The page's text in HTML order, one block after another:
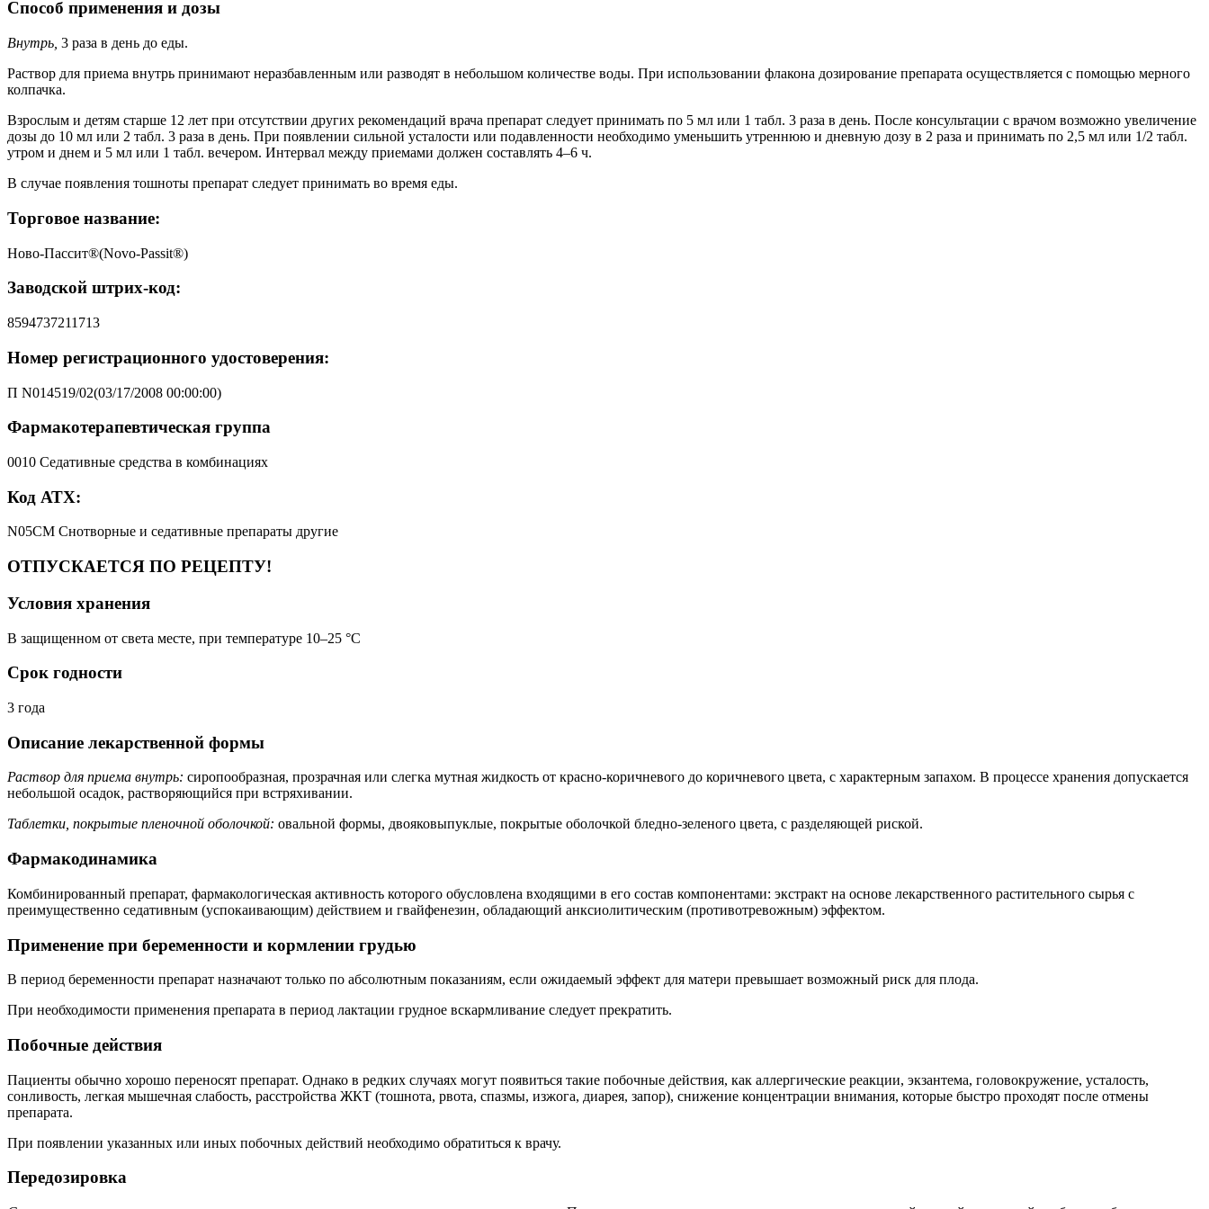
Способ применения и дозы
Внутрь, 3 раза в день до еды.
Раствор для приема внутрь принимают неразбавленным или разводят в небольшом количестве воды. При использовании флакона дозирование препарата осуществляется с помощью мерного
колпачка.
Взрослым и детям старше 12 лет при отсутствии других рекомендаций врача препарат следует принимать по 5 мл или 1 табл. 3 раза в день. После консультации с врачом возможно увеличение
дозы до 10 мл или 2 табл. 3 раза в день. При появлении сильной усталости или подавленности необходимо уменьшить утреннюю и дневную дозу в 2 раза и принимать по 2,5 мл или 1/2 табл.
утром и днем и 5 мл или 1 табл. вечером. Интервал между приемами должен составлять 4–6 ч.
В случае появления тошноты препарат следует принимать во время еды.
Торговое название:
Ново-Пассит®(Novo-Passit®)
Заводской штрих-код:
8594737211713
Номер регистрационного удостоверения:
П N014519/02(03/17/2008 00:00:00)
Фармакотерапевтическая группа
0010 Седативные средства в комбинациях
Код АТХ:
N05CM Снотворные и седативные препараты другие
ОТПУСКАЕТСЯ ПО РЕЦЕПТУ!
Условия хранения
В защищенном от света месте, при температуре 10–25 °C
Срок годности
3 года
Описание лекарственной формы
Раствор для приема внутрь: сиропообразная, прозрачная или слегка мутная жидкость от красно-коричневого до коричневого цвета, с характерным запахом. В процессе хранения допускается
небольшой осадок, растворяющийся при встряхивании.
Таблетки, покрытые пленочной оболочкой: овальной формы, двояковыпуклые, покрытые оболочкой бледно-зеленого цвета, с разделяющей риской.
Фармакодинамика
Комбинированный препарат, фармакологическая активность которого обусловлена входящими в его состав компонентами: экстракт на основе лекарственного растительного сырья с
преимущественно седативным (успокаивающим) действием и гвайфенезин, обладающий анксиолитическим (противотревожным) эффектом.
Применение при беременности и кормлении грудью
В период беременности препарат назначают только по абсолютным показаниям, если ожидаемый эффект для матери превышает возможный риск для плода.
При необходимости применения препарата в период лактации грудное вскармливание следует прекратить.
Побочные действия
Пациенты обычно хорошо переносят препарат. Однако в редких случаях могут появиться такие побочные действия, как аллергические реакции, экзантема, головокружение, усталость,
сонливость, легкая мышечная слабость, расстройства ЖКТ (тошнота, рвота, спазмы, изжога, диарея, запор), снижение концентрации внимания, которые быстро проходят после отмены
препарата.
При появлении указанных или иных побочных действий необходимо обратиться к врачу.
Передозировка